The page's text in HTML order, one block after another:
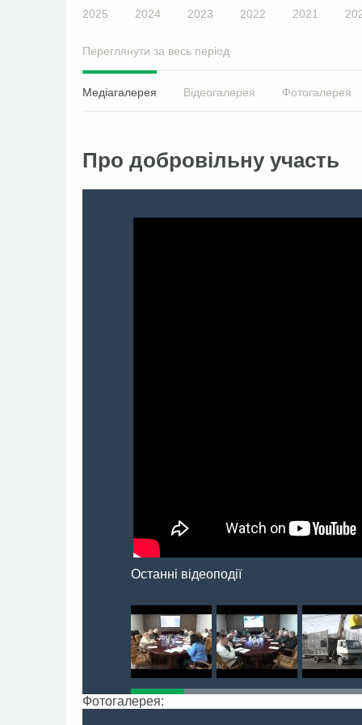
2025 2024 2023 2022 2021
Переглянути за весь період
Медіагалерея Відеогалерея Фотогалерея
Про добровільну участь
Останні відеоподії
Фотогалерея: